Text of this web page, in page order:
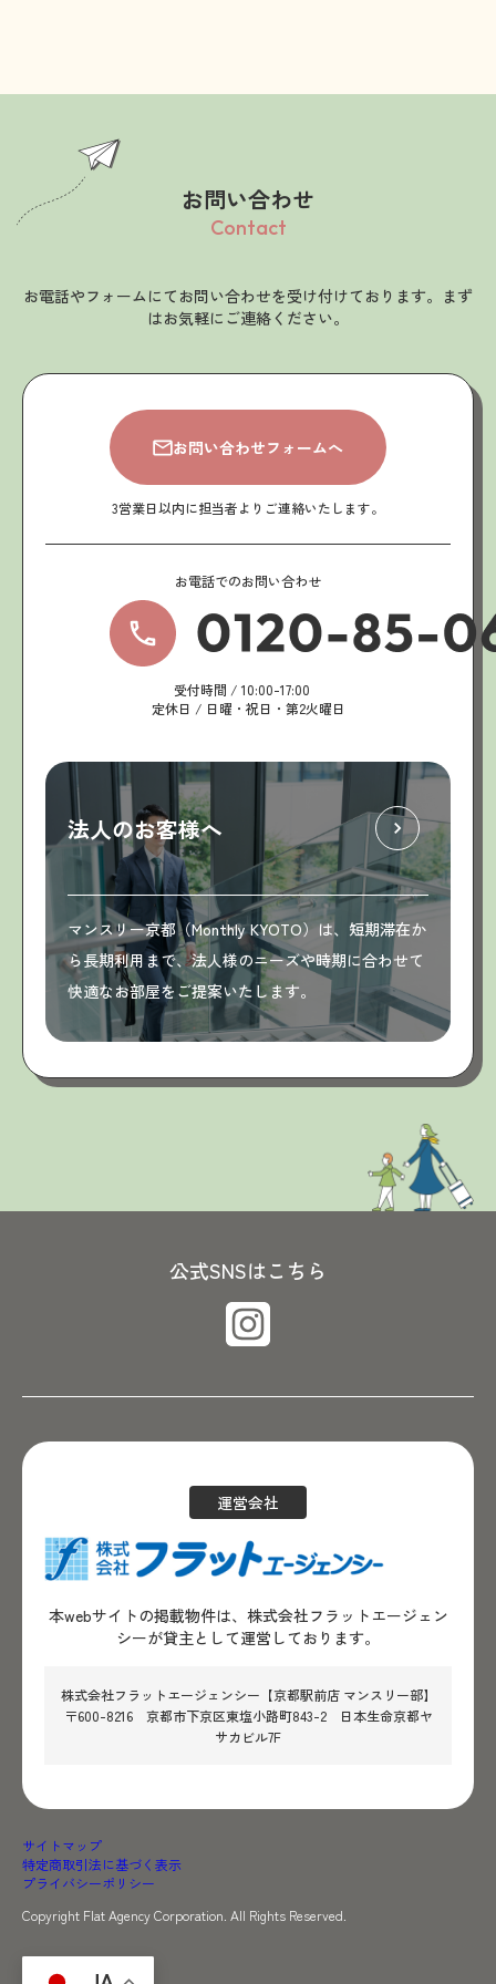
お問い合わせ
Contact
お電話やフォームにてお問い合わせを受け付けております。まず
はお気軽にご連絡ください。
お問い合わせフォームへ
3営業日以内に担当者よりご連絡いたします。
お電話でのお問い合わせ
受付時間 / 10:00-17:00
定休日 / 日曜・祝日・第2火曜日
法人のお客様へ
マンスリー京都（Monthly KYOTO）は、短期滞在か
ら長期利用まで、法人様のニーズや時期に合わせて
快適なお部屋をご提案いたします。
公式SNSはこちら
運営会社
本webサイトの掲載物件は、株式会社フラットエージェン
シーが貸主として運営しております。
株式会社フラットエージェンシー【京都駅前店 マンスリー部】
〒600-8216 京都市下京区東塩小路町843-2 日本生命京都ヤ
サカビル7F
サイトマップ
特定商取引法に基づく表示
プライバシーポリシー
Copyright Flat Agency Corporation. All Rights Reserved.